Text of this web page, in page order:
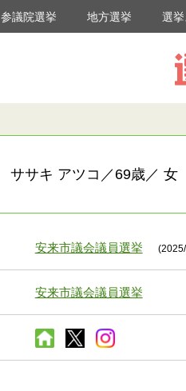
参議院選挙 地方選挙 選
ササキ アツコ／69歳／ 女
安来市議会議員選挙
安来市議会議員選挙